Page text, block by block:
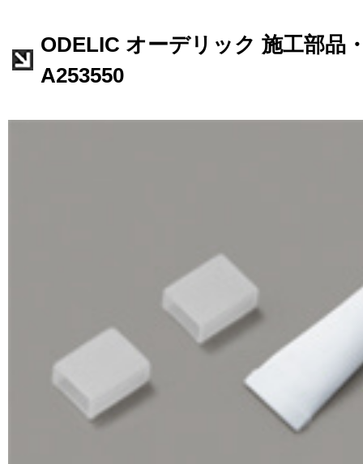
ODELIC オーデリック 施工部品
A253550